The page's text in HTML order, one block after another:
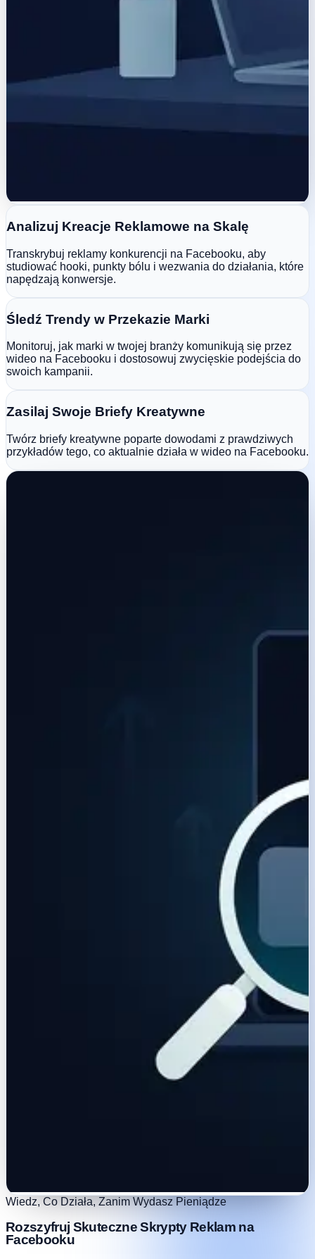
Analizuj Kreacje Reklamowe na Skalę
Transkrybuj reklamy konkurencji na Facebooku, aby
studiować hooki, punkty bólu i wezwania do działania, które
napędzają konwersje.
Śledź Trendy w Przekazie Marki
Monitoruj, jak marki w twojej branży komunikują się przez
wideo na Facebooku i dostosowuj zwycięskie podejścia do
swoich kampanii.
Zasilaj Swoje Briefy Kreatywne
Twórz briefy kreatywne poparte dowodami z prawdziwych
przykładów tego, co aktualnie działa w wideo na Facebooku.
Wiedz, Co Działa, Zanim Wydasz Pieniądze
Rozszyfruj Skuteczne Skrypty Reklam na
Facebooku